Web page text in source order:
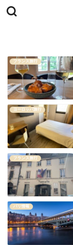
フランス旅行
ヨーロッパ旅行
フランス旅行
パリ情報